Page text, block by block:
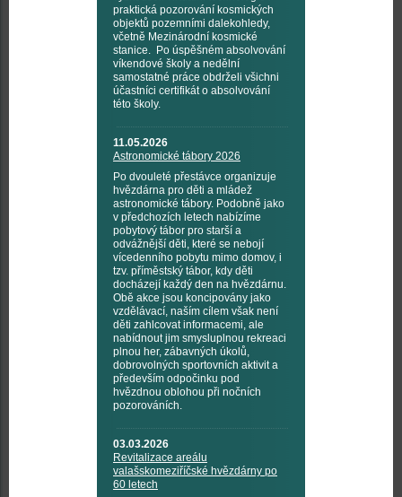
praktická pozorování kosmických
objektů pozemními dalekohledy,
včetně Mezinárodní kosmické
stanice. Po úspěšném absolvování
víkendové školy a nedělní
samostatné práce obdrželi všichni
účastníci certifikát o absolvování
této školy.
11.05.2026
Astronomické tábory 2026
Po dvouleté přestávce organizuje
hvězdárna pro děti a mládež
astronomické tábory. Podobně jako
v předchozích letech nabízíme
pobytový tábor pro starší a
odvážnější děti, které se nebojí
vícedenního pobytu mimo domov, i
tzv. příměstský tábor, kdy děti
docházejí každý den na hvězdárnu.
Obě akce jsou koncipovány jako
vzdělávací, naším cílem však není
děti zahlcovat informacemi, ale
nabídnout jim smysluplnou rekreaci
plnou her, zábavných úkolů,
dobrovolných sportovních aktivit a
především odpočinku pod
hvězdnou oblohou při nočních
pozorováních.
03.03.2026
Revitalizace areálu
valašskomeziříčské hvězdárny po
60 letech